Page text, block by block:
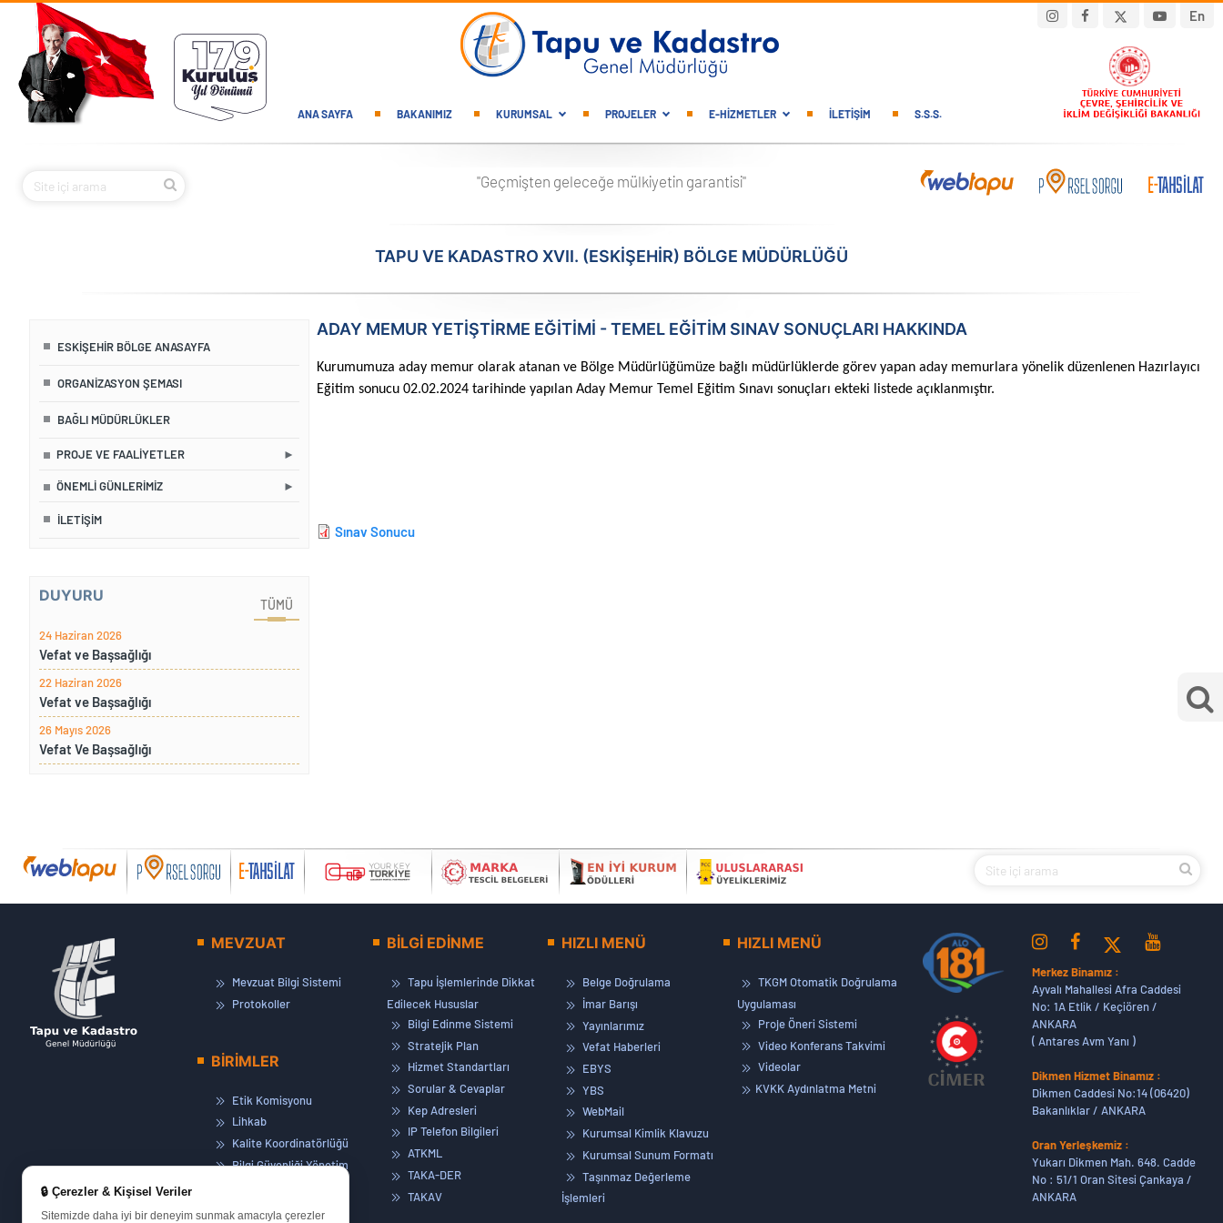
Ana içeriğe atla En
Main navigation
ANA SAYFA BAKANIMIZ KURUMSAL PROJELER E-HİZMETLER İLETIŞIM S.S.S.
"Geçmişten geleceğe mülkiyetin garantisi"
TAPU VE KADASTRO XVII. (ESKIŞEHIR) BÖLGE MÜDÜRLÜĞÜ
ESKIŞEHIR BÖLGE ANASAYFA
ORGANIZASYON ŞEMASI
BAĞLI MÜDÜRLÜKLER
PROJE VE FAALIYETLER
ÖNEMLI GÜNLERIMIZ
İLETIŞIM
DUYURU
TÜMÜ
24 Haziran 2026
Vefat ve Başsağlığı
22 Haziran 2026
Vefat ve Başsağlığı
26 Mayıs 2026
Vefat Ve Başsağlığı
ADAY MEMUR YETIŞTIRME EĞITIMI - TEMEL EĞITIM SINAV SONUÇLARI HAKKINDA
Kurumumuza aday memur olarak atanan ve Bölge Müdürlüğümüze bağlı müdürlüklerde görev yapan aday memurlara yönelik düzenlenen Hazırlayıcı
Eğitim sonucu 02.02.2024 tarihinde yapılan Aday Memur Temel Eğitim Sınavı sonuçları ekteki listede açıklanmıştır.
Sınav Sonucu
🔒 Çerezler & Kişisel Veriler
Sitemizde daha iyi bir deneyim sunmak amacıyla çerezler
MEVZUAT
Mevzuat Bilgi Sistemi
Protokoller
BİRİMLER
Etik Komisyonu
Lihkab
Kalite Koordinatörlüğü
Bilgi Güvenliği Yönetim
BİLGİ EDİNME
Tapu İşlemlerinde Dikkat
Edilecek Hususlar
Bilgi Edinme Sistemi
Stratejik Plan
Hizmet Standartları
Sorular & Cevaplar
Kep Adresleri
IP Telefon Bilgileri
ATKML
TAKA-DER
TAKAV
HIZLI MENÜ
Belge Doğrulama
İmar Barışı
Yayınlarımız
Vefat Haberleri
EBYS
YBS
WebMail
Kurumsal Kimlik Klavuzu
Kurumsal Sunum Formatı
Taşınmaz Değerleme
İşlemleri
HIZLI MENÜ
TKGM Otomatik Doğrulama
Uygulaması
Proje Öneri Sistemi
Video Konferans Takvimi
Videolar
KVKK Aydınlatma Metni
Merkez Binamız :
Ayvalı Mahallesi Afra Caddesi
No: 1A Etlik / Keçiören /
ANKARA
( Antares Avm Yanı )
Dikmen Hizmet Binamız :
Dikmen Caddesi No:14 (06420)
Bakanlıklar / ANKARA
Oran Yerleşkemiz :
Yukarı Dikmen Mah. 648. Cadde
No : 51/1 Oran Sitesi Çankaya /
ANKARA